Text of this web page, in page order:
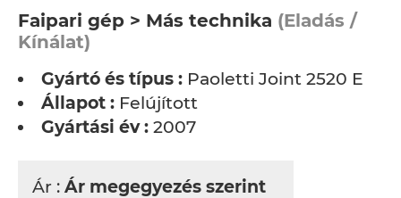
Faipari gép > Más technika (Eladás /
Kínálat)
Gyártó és típus : Paoletti Joint 2520 E
Állapot : Felújított
Gyártási év : 2007
Ár : Ár megegyezés szerint